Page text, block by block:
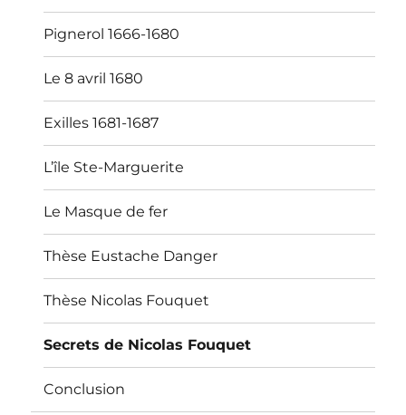
Pignerol 1666-1680
Le 8 avril 1680
Exilles 1681-1687
L’île Ste-Marguerite
Le Masque de fer
Thèse Eustache Danger
Thèse Nicolas Fouquet
Secrets de Nicolas Fouquet
Conclusion